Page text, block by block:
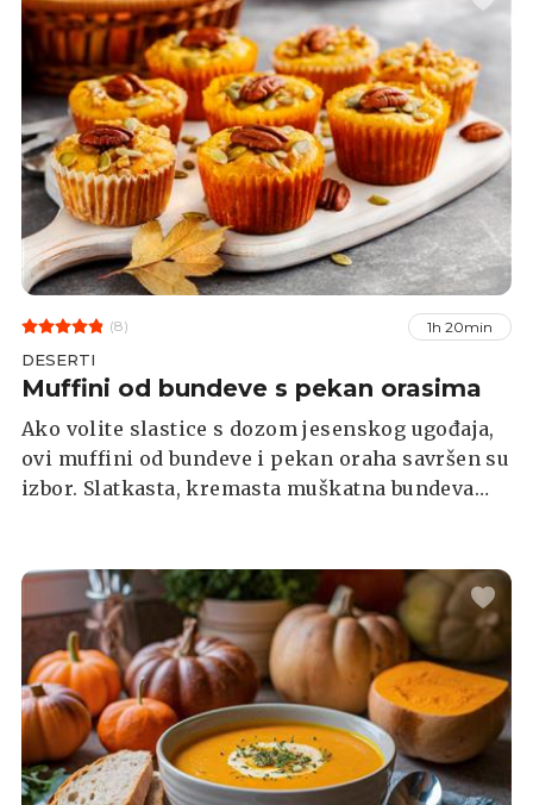
(8) 1h 20min
DESERTI
Muffini od bundeve s pekan orasima
Ako volite slastice s dozom jesenskog ugođaja,
ovi muffini od bundeve i pekan oraha savršen su
izbor. Slatkasta, kremasta muškatna bundeva
recept jednostavan je za pripremu, a rezultat su
mekani i aromatični muffini koje ćete zasigurno
rado ponavljati.